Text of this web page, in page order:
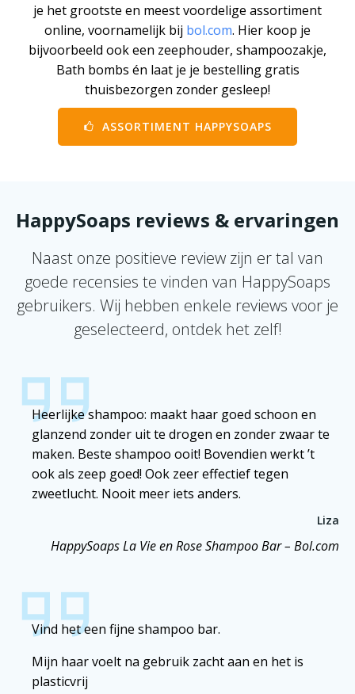
je het grootste en meest voordelige assortiment
online, voornamelijk bij bol.com. Hier koop je
bijvoorbeeld ook een zeephouder, shampoozakje,
Bath bombs én laat je je bestelling gratis
thuisbezorgen zonder gesleep!
ASSORTIMENT HAPPYSOAPS
HappySoaps reviews & ervaringen
Naast onze positieve review zijn er tal van
goede recensies te vinden van HappySoaps
gebruikers. Wij hebben enkele reviews voor je
geselecteerd, ontdek het zelf!
Heerlijke shampoo: maakt haar goed schoon en
glanzend zonder uit te drogen en zonder zwaar te
maken. Beste shampoo ooit! Bovendien werkt ’t
ook als zeep goed! Ook zeer effectief tegen
zweetlucht. Nooit meer iets anders.
Liza
HappySoaps La Vie en Rose Shampoo Bar – Bol.com
Vind het een fijne shampoo bar.
Mijn haar voelt na gebruik zacht aan en het is
plasticvrij